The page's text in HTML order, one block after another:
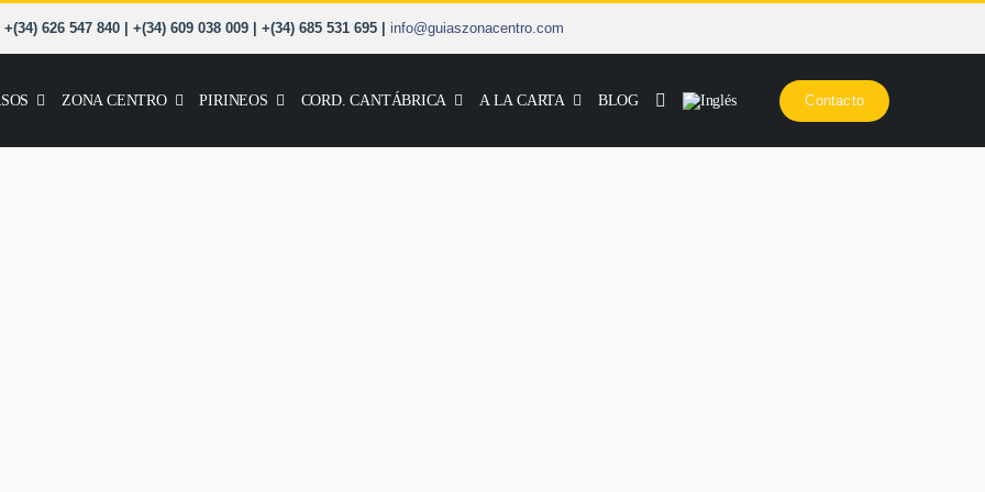
626 547 840 | +(34) 609 038 009 | +(34) 685 531 695 | info@guiaszonacentro.com
ZONA CENTRO PIRINEOS CORD. CANTÁBRICA A LA CARTA BLOG Contacto